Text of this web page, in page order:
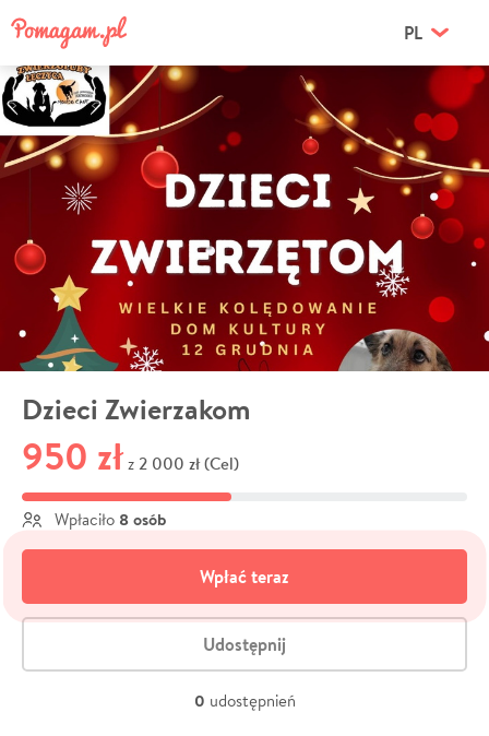
PL
Dzieci Zwierzakom
950 zł z 2 000 zł (Cel)
Wpłaciło 8 osób
Wpłać teraz
Udostępnij
0 udostępnień